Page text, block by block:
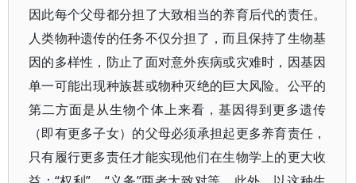
因此每个父母都分担了大致相当的养育后代的责任。
人类物种遗传的任务不仅分担了，而且保持了生物基
因的多样性，防止了面对意外疾病或灾难时，因基因
单一可能出现种族甚或物种灭绝的巨大风险。公平的
第二方面是从生物个体上来看，基因得到更多遗传
（即有更多子女）的父母必须承担起更多养育责任，
只有履行更多责任才能实现他们在生物学上的更大收